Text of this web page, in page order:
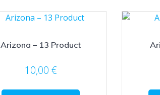
Arizona – 13 Product
10,00 €